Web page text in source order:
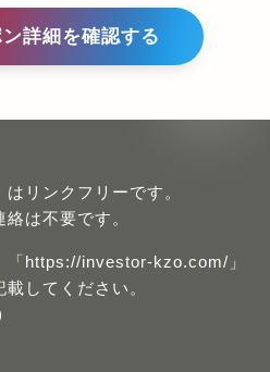
詳細を確認する
はリンクフリーです。
は不要です。
「https://investor-kzo.com/」
してください。